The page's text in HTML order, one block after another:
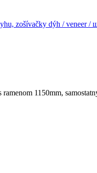
zošívačky dýh / veneer /
1150mm,